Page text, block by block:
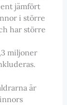
jämfört
i större
har större
miljoner
är